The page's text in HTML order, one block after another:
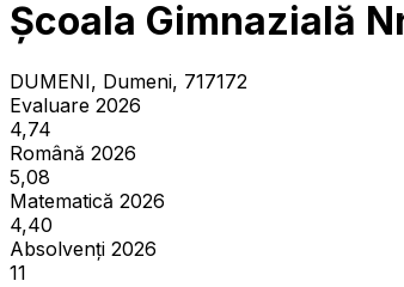
Școala Gimnazială
DUMENI, Dumeni, 717172
Evaluare 2026
4,74
Română 2026
5,08
Matematică 2026
4,40
Absolvenți 2026
11